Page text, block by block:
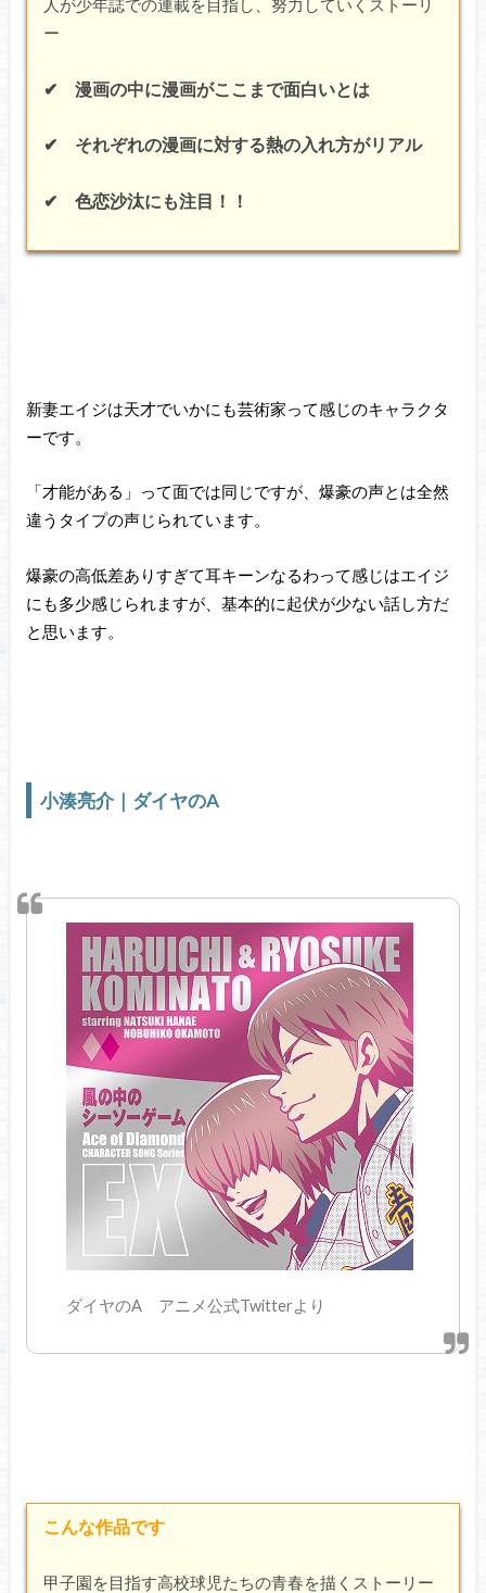
人が少年誌での連載を目指し、努力していくストーリ
ー
✔ 漫画の中に漫画がここまで面白いとは
✔ それぞれの漫画に対する熱の入れ方がリアル
✔ 色恋沙汰にも注目！！
新妻エイジは天才でいかにも芸術家って感じのキャラクタ
ーです。
「才能がある」って面では同じですが、爆豪の声とは全然
違うタイプの声じられています。
爆豪の高低差ありすぎて耳キーンなるわって感じはエイジ
にも多少感じられますが、基本的に起伏が少ない話し方だ
と思います。
小湊亮介｜ダイヤのA
ダイヤのA アニメ公式Twitterより
こんな作品です
甲子園を目指す高校球児たちの青春を描くストーリー